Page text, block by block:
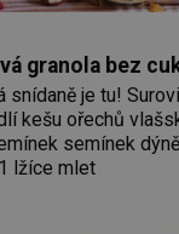
granola bez
Suroviny Vždy 1 šálek –
kešu ořechů
semínek
lžíce mlet